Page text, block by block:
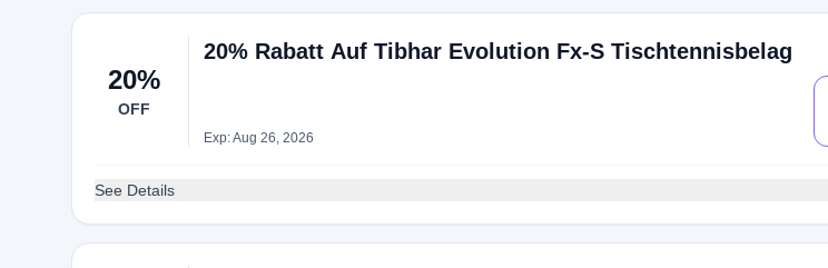
20%
OFF
20% Rabatt Auf Tibhar Evolution Fx-S Tischtennisbelag
Exp: Aug 26, 2026
See Details